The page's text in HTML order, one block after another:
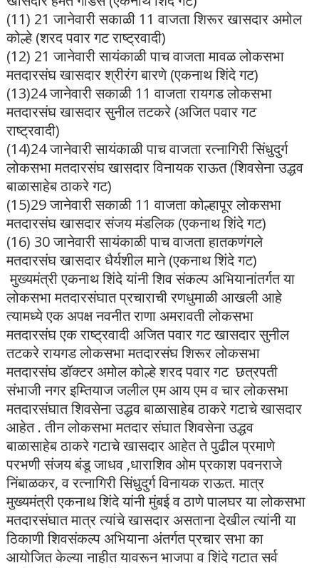
(11) 21 जानेवारी सकाळी 11 वाजता शिरूर खासदार अमोल
कोल्हे (शरद पवार गट राष्ट्रवादी)
(12) 21 जानेवारी सायंकाळी पाच वाजता मावळ लोकसभा
मतदारसंघ खासदार श्रीरंग बारणे (एकनाथ शिंदे गट)
(13)24 जानेवारी सकाळी 11 वाजता रायगड लोकसभा
मतदारसंघ खासदार सुनील तटकरे (अजित पवार गट
राष्ट्रवादी)
(14)24 जानेवारी सायंकाळी पाच वाजता रत्नागिरी सिंधुदुर्ग
लोकसभा मतदारसंघ खासदार विनायक राऊत (शिवसेना उद्धव
बाळासाहेब ठाकरे गट)
(15)29 जानेवारी सकाळी 11 वाजता कोल्हापूर लोकसभा
मतदारसंघ खासदार संजय मंडलिक (एकनाथ शिंदे गट)
(16) 30 जानेवारी सायंकाळी पाच वाजता हातकणंगले
मतदारसंघ खासदार धैर्यशील माने (एकनाथ शिंदे गट)
मुख्यमंत्री एकनाथ शिंदे यांनी शिव संकल्प अभियानांतर्गत या
लोकसभा मतदारसंघात प्रचाराची रणधुमाळी आखली आहे
त्यामध्ये एक अपक्ष नवनीत राणा अमरावती लोकसभा
मतदारसंघ एक राष्ट्रवादी अजित पवार गट खासदार सुनील
तटकरे रायगड लोकसभा मतदारसंघ शिरूर लोकसभा
मतदारसंघ डॉक्टर अमोल कोल्हे शरद पवार गट छत्रपती
संभाजी नगर इम्तियाज जलील एम आय एम व चार लोकसभा
मतदारसंघात शिवसेना उद्धव बाळासाहेब ठाकरे गटाचे खासदार
आहेत . तीन लोकसभा मतदार संघात शिवसेना उद्धव
बाळासाहेब ठाकरे गटाचे खासदार आहेत ते पुढील प्रमाणे
परभणी संजय बंडू जाधव ,धाराशिव ओम प्रकाश पवनराजे
निंबाळकर, व रत्नागिरी सिंधुदुर्ग विनायक राऊत. मात्र
मुख्यमंत्री एकनाथ शिंदे यांनी मुंबई व ठाणे पालघर या लोकसभा
मतदारसंघात मात्र त्यांचे खासदार असताना देखील त्यांनी या
ठिकाणी शिवसंकल्प अभियाना अंतर्गत प्रचार सभा का
आयोजित केल्या नाहीत यावरून भाजपा व शिंदे गटात सर्व